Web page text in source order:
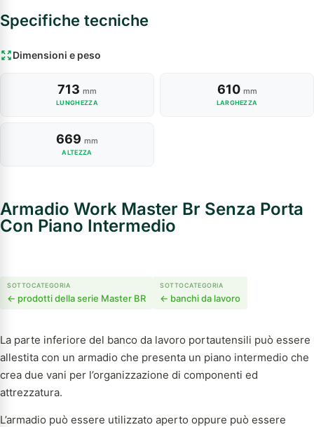
Specifiche tecniche
Dimensioni e peso
713 mm
LUNGHEZZA
610 mm
LARGHEZZA
669 mm
ALTEZZA
Armadio Work Master Br Senza Porta
Con Piano Intermedio
SOTTOCATEGORIA
← prodotti della serie Master BR
SOTTOCATEGORIA
← banchi da lavoro
La parte inferiore del banco da lavoro portautensili può essere
allestita con un armadio che presenta un piano intermedio che
crea due vani per l’organizzazione di componenti ed
attrezzatura.
L’armadio può essere utilizzato aperto oppure può essere